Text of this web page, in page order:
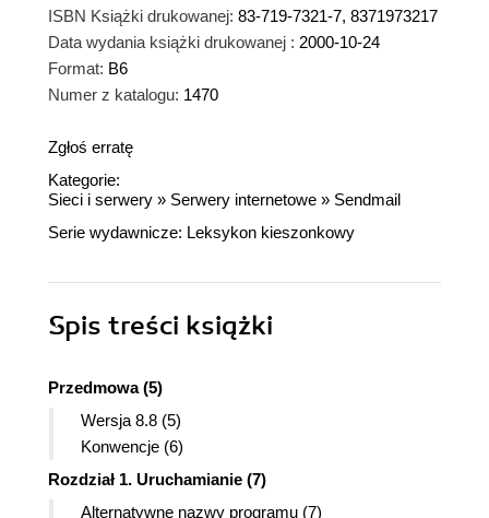
ISBN Książki drukowanej: 83-719-7321-7, 8371973217
Data wydania książki drukowanej : 2000-10-24
Format: B6
Numer z katalogu: 1470
Zgłoś erratę
Kategorie:
Sieci i serwery » Serwery internetowe » Sendmail
Serie wydawnicze: Leksykon kieszonkowy
Spis treści książki
Przedmowa (5)
Wersja 8.8 (5)
Konwencje (6)
Rozdział 1. Uruchamianie (7)
Alternatywne nazwy programu (7)